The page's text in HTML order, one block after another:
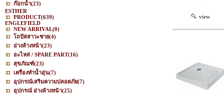
ก๊อกน้ำ(23)
ESTHER
PRODUCT(639)
ENGLEFIELD
NEW ARRIVAL(0)
โถปัสสาวะชาย(4)
อ่างล้างหน้า(23)
อะไหล่ / SPARE PART(16)
สุขภัณฑ์(23)
เครื่องทำน้ำอุ่น(7)
อุปกรณ์เสริมความปลอดภัย(7)
อุปกรณ์ อ่างล้างหน้า(25)
view